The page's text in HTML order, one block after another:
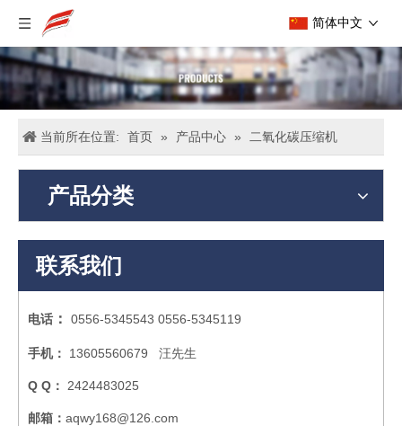
简体中文
当前所在位置: 首页 » 产品中心 » 二氧化碳压缩机
产品分类
联系我们
电话 ： 0556-5345543 0556-5345119
手机： 13605560679 汪先生
Q Q： 2424483025
邮箱： aqwy168@126.com